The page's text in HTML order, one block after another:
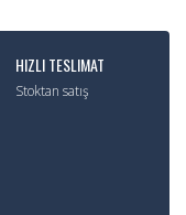
HIZLI TESLIMAT
Stoktan satış